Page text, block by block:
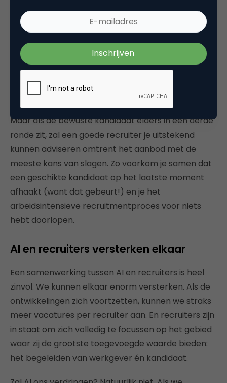
marktomstandigheden én kan inschatten hoeveel
kapers er op de kust liggen (zeker in deze krappe
arbeidsmarkt heb je daar vaak mee te maken).
Misschien zet je als werkgever laag in omdat je
denkt dat je zo uitkomt op het salaris dat je eigenlijk
wilt betalen. Of je doet simpelweg een aanbod dat
niet voldoet aan de eisen van de huidige markt.
Maar als de bewuste kandidaat elders in een derde
ronde zit, zal een goede recruiter je uitstekend
kunnen adviseren omtrent het aanbod met de
meeste kans van slagen. Zo voorkom je samen dat
een geschikte kandidaat op het laatste moment
afhaakt (want dat gebeurt!) en je het
arbeidsintensieve recruitmentproces voor niets
hebt doorlopen.
AI en recruiters versterken elkaar
Een samenwerking tussen AI en recruiters is heel
zinvol. We kunnen elkaar enorm versterken. Als de
ontwikkelingen zich voortzetten, kunnen we straks
meer vacatures per recruiter aan. En recruiters zijn
in staat om zich volledig te focussen op het gebied
waar zij de grootste toegevoegde waarde bieden:
het begeleiden van werkgever én kandidaat.